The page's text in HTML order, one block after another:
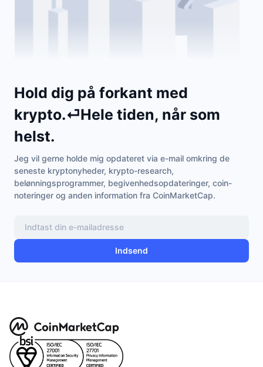
Populære
Politik
Sport
Teknologi
Samlet NFT-statistikker
Krypto-ETF'er
Teknisk analyse
RSI
MACD
Derivativer
Oversigt
Undersøgelser
Videoer
Ordforklaring
Kampagner
Airdrops
Diamant-belønninger
Kalendere
ICO-kalender
Hold dig på forkant med
krypto.⏎Hele tiden, når som
helst.
Jeg vil gerne holde mig opdateret via e-mail omkring de
seneste kryptonyheder, krypto-research,
belønningsprogrammer, begivenhedsopdateringer, coin-
noteringer og anden information fra CoinMarketCap.
Indsend